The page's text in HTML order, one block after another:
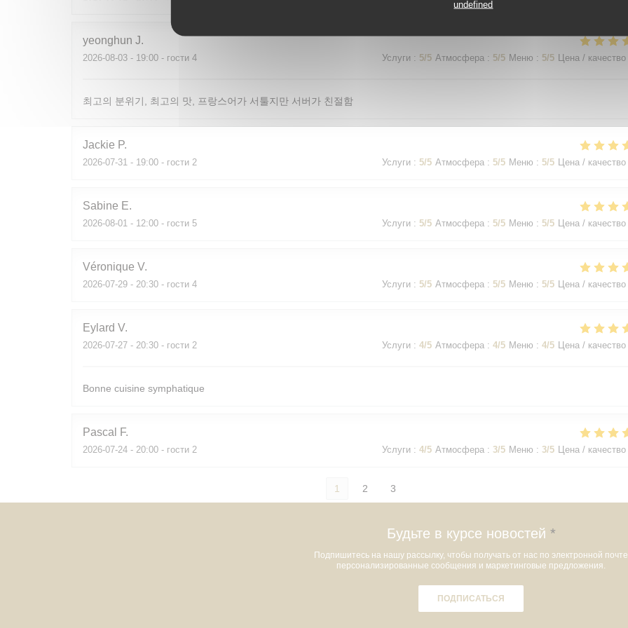
undefined
yeonghun J
2026-08-03 - 19:00 - гости 4 Услуги : 5/5 Атмосфера : 5/5 Меню : 5/5 Цена / качество
최고의 분위기, 최고의 맛, 프랑스어가 서툴지만 서버가 친절함
Jackie P
2026-07-31 - 19:00 - гости 2 Услуги : 5/5 Атмосфера : 5/5 Меню : 5/5 Цена / качество
Sabine E
2026-08-01 - 12:00 - гости 5 Услуги : 5/5 Атмосфера : 5/5 Меню : 5/5 Цена / качество
Véronique V
2026-07-29 - 20:30 - гости 4 Услуги : 5/5 Атмосфера : 5/5 Меню : 5/5 Цена / качество
Eylard V
2026-07-27 - 20:30 - гости 2 Услуги : 4/5 Атмосфера : 4/5 Меню : 4/5 Цена / качество
Bonne cuisine symphatique
Pascal F
2026-07-24 - 20:00 - гости 2 Услуги : 4/5 Атмосфера : 3/5 Меню : 3/5 Цена / качество
1 2 3
Будьте в курсе новостей *
Подпишитесь на нашу рассылку, чтобы получать от нас по электронной почте
персонализированные сообщения и маркетинговые предложения.
ПОДПИСАТЬСЯ